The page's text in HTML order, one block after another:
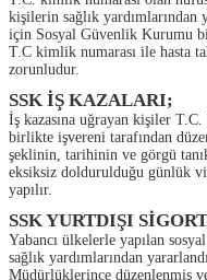
kişilerin sağlık yardımlarından
için Sosyal Güvenlik Kurumu
T.C kimlik numarası ile hasta
zorunludur.
SSK İŞ KAZALARI;
İş kazasına uğrayan kişiler
birlikte işvereni tarafından
şeklinin, tarihinin ve görgü
eksiksiz doldurulduğu günlük
yapılır.
SSK YURTDIŞI
Yabancı ülkelerle yapılan
sağlık yardımlarından
Müdürlüklerince düzenlenmiş